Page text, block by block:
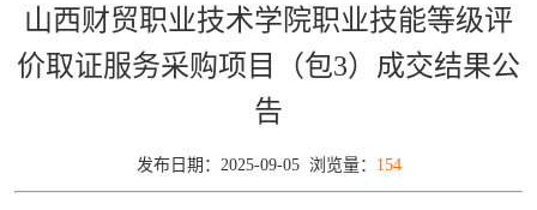
山西财贸职业技术学院职业技能等级评
价取证服务采购项目（包3）成交结果公
告
发布日期：2025-09-05 浏览量： 154